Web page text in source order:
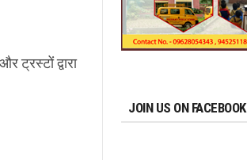
ट्रस्टों द्वारा
JOIN US ON FACEBOOK